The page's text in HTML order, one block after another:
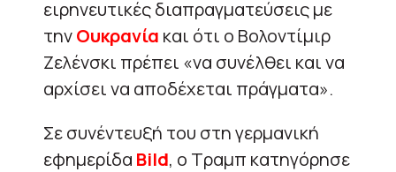
ειρηνευτικές διαπραγματεύσεις με
τηνΟυκρανία και ότι ο Βολοντίμιρ
Ζελένσκι πρέπει «να συνέλθει και να
αρχίσει να αποδέχεται πράγματα».
Σε συνέντευξή του στη γερμανική
εφημερίδα Bild, ο Τραμπ κατηγόρησε